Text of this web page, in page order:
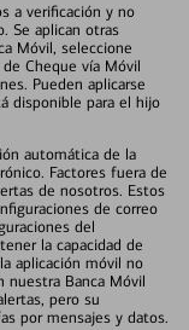
a verificación y no
Se aplican otras
Móvil, seleccione
Cheque vía Móvil
Pueden aplicarse
disponible para el hijo
automática de la
Factores fuera de
de nosotros. Estos
de correo
del
la capacidad de
aplicación móvil no
nuestra Banca Móvil
pero su
por mensajes y datos.